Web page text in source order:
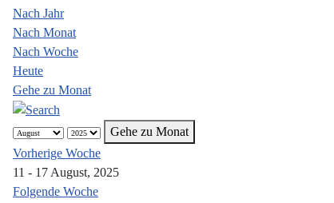
Nach Jahr
Nach Monat
Nach Woche
Heute
Gehe zu Monat
Gehe zu Monat
Vorherige Woche
11 - 17 August, 2025
Folgende Woche